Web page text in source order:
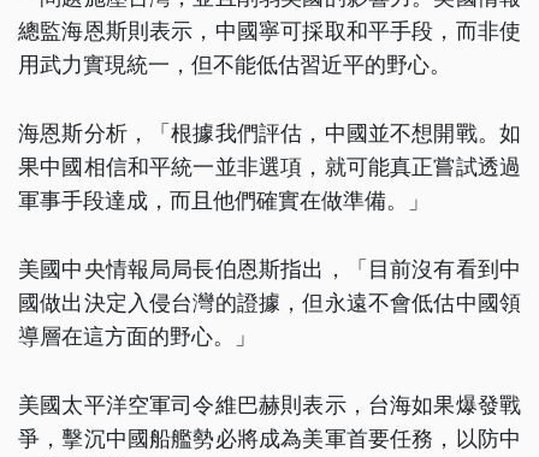
總監海恩斯則表示，中國寧可採取和平手段，而非使
用武力實現統一，但不能低估習近平的野心。
海恩斯分析，「根據我們評估，中國並不想開戰。如
果中國相信和平統一並非選項，就可能真正嘗試透過
軍事手段達成，而且他們確實在做準備。」
美國中央情報局局長伯恩斯指出，「目前沒有看到中
國做出決定入侵台灣的證據，但永遠不會低估中國領
導層在這方面的野心。」
美國太平洋空軍司令維巴赫則表示，台海如果爆發戰
爭，擊沉中國船艦勢必將成為美軍首要任務，以防中